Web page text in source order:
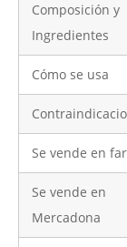
Composición y
Ingredientes
Cómo se usa
Se vende en
Se vende en
Mercadona